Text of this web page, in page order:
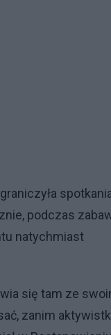
podczas
natychmiast
się tam ze
zanim